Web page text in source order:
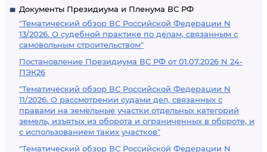
Документы Президиума и Пленума ВС РФ
"Тематический обзор ВС Российской Федерации N
13/2026. О судебной практике по делам, связанным с
самовольным строительством"
Постановление Президиума ВС РФ от 01.07.2026 N 24-
ПЭК26
"Тематический обзор ВС Российской Федерации N
11/2026. О рассмотрении судами дел, связанных с
правами на земельные участки отдельных категорий
земель, изъятых из оборота и ограниченных в обороте, и
с использованием таких участков"
"Тематический обзор ВС Российской Федерации N